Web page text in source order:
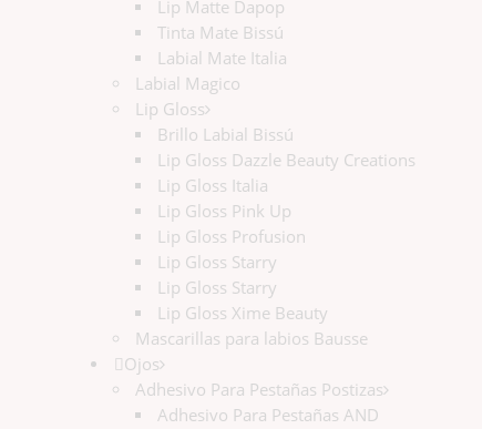
Lip Matte Dapop
Tinta Mate Bissú
Labial Mate Italia
Labial Magico
Lip Gloss
Brillo Labial Bissú
Lip Gloss Dazzle Beauty Creations
Lip Gloss Italia
Lip Gloss Pink Up
Lip Gloss Profusion
Lip Gloss Starry
Lip Gloss Starry
Lip Gloss Xime Beauty
Mascarillas para labios Bausse
Ojos
Adhesivo Para Pestañas Postizas
Adhesivo Para Pestañas AND